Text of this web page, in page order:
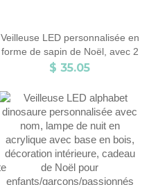
Veilleuse LED personnalisée en
forme de sapin de Noël, avec 2
à 10 noms, en acrylique et base
cadeau de Noël pour la famille
et les grands-parents.
$ 35.05